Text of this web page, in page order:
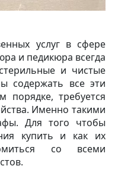
услуг в сфере
и педикюра всегда
и чистые
содержать все эти
порядке, требуется
Именно такими
Для того чтобы
купить и как их
со всеми